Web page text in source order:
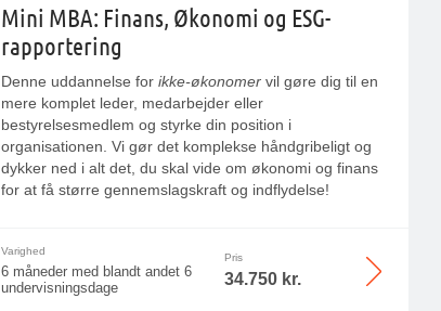
Mini MBA: Finans, Økonomi og ESG-
rapportering
Denne uddannelse for ikke-økonomervil gøre dig til en
mere komplet leder, medarbejder eller
bestyrelsesmedlem og styrke din position i
organisationen. Vi gør det komplekse håndgribeligt og
dykker ned i alt det, du skal vide om økonomi og finans
for at få større gennemslagskraft og indflydelse!
Varighed
6 måneder med blandt andet 6
undervisningsdage
Pris
34.750 kr.